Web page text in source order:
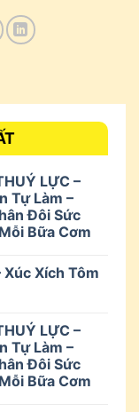
LỰC –
Tự Làm –
Đôi Sức
Bữa Cơm
Xúc Xích Tôm
LỰC –
Tự Làm –
Đôi Sức
Bữa Cơm